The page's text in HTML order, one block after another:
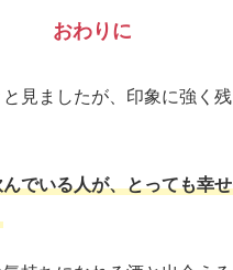
おわりに
見ましたが、印象に強く
でいる人が、とっても幸